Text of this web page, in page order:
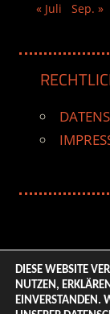
« Juli
Sep. »
© 2026
DIESE WEBSITE
NUTZEN,
EINVERSTANDEN.